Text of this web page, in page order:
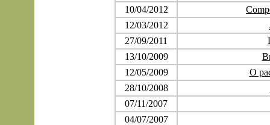
10/04/2012
12/03/2012
27/09/2011
13/10/2009
12/05/2009
O
28/10/2008
07/11/2007
04/07/2007